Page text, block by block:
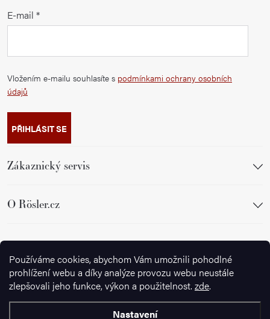
Používáme cookies, abychom Vám umožnili pohodlné
prohlížení webu a díky analýze provozu webu neustále
zlepšovali jeho funkce, výkon a použitelnost. zde.
Nastavení
E-mail
Vložením e-mailu souhlasíte s podmínkami ochrany osobních
údajů
PŘIHLÁSIT SE
Zákaznický servis
O Rösler.cz
Sledujte nás